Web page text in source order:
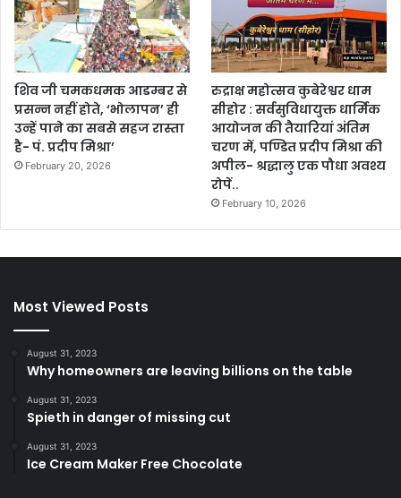
शिव जी चमकधमक आडम्बर से
प्रसन्न नहीं होते, ‘भोलापन’ ही
उन्हें पाने का सबसे सहज रास्ता
है- पं. प्रदीप मिश्रा’
February 20, 2026
रुद्राक्ष महोत्सव कुबेरेश्वर धाम
सीहोर : सर्वसुविधायुक्त धार्मिक
आयोजन की तैयारियां अंतिम
चरण में, पण्डित प्रदीप मिश्रा की
अपील- श्रद्धालु एक पौधा अवश्य
रोपें..
February 10, 2026
Most Viewed Posts
August 31, 2023
Why homeowners are leaving billions on the table
August 31, 2023
Spieth in danger of missing cut
August 31, 2023
Ice Cream Maker Free Chocolate